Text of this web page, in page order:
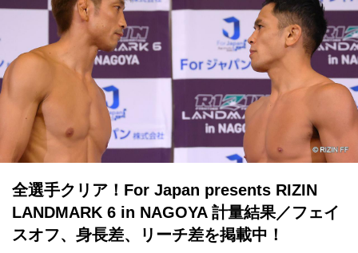
全選手クリア！For Japan presents RIZIN
LANDMARK 6 in NAGOYA 計量結果／フェイ
スオフ、身長差、リーチ差を掲載中！